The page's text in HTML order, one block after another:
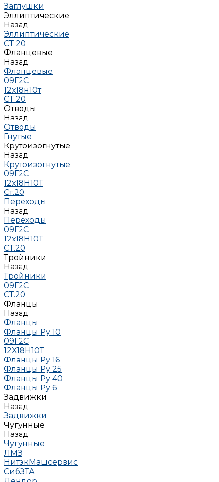
Заглушки
Эллиптические
Назад
Эллиптические
СТ 20
Фланцевые
Назад
Фланцевые
09Г2С
12х18н10т
СТ 20
Отводы
Назад
Отводы
Гнутые
Крутоизогнутые
Назад
Крутоизогнутые
09Г2С
12х18Н10Т
Ст.20
Переходы
Назад
Переходы
09Г2С
12х18Н10Т
СТ.20
Тройники
Назад
Тройники
09Г2С
СТ.20
Фланцы
Назад
Фланцы
Фланцы Ру 10
09Г2С
12Х18Н10Т
Фланцы Ру 16
Фланцы Ру 25
Фланцы Ру 40
Фланцы Ру 6
Задвижки
Назад
Задвижки
Чугунные
Назад
Чугунные
ЛМЗ
НитэкМашсервис
СибЗТА